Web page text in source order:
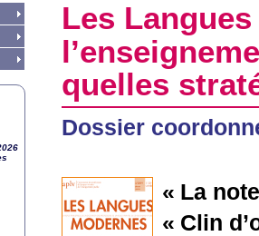
Les
quelles
Dossier
« La
« Clin